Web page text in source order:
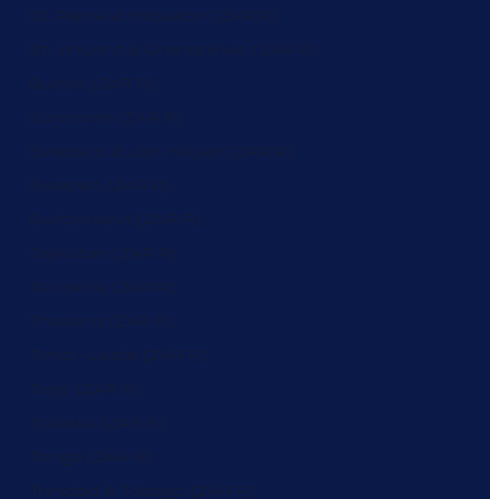
St. Pierre & Miquelon (ZAR R)
St. Vincent & Grenadines (ZAR R)
Sudan (ZAR R)
Suriname (ZAR R)
Svalbard & Jan Mayen (ZAR R)
Sweden (ZAR R)
Switzerland (ZAR R)
Tajikistan (ZAR R)
Tanzania (ZAR R)
Thailand (ZAR R)
Timor-Leste (ZAR R)
Togo (ZAR R)
Tokelau (ZAR R)
Tonga (ZAR R)
Trinidad & Tobago (ZAR R)